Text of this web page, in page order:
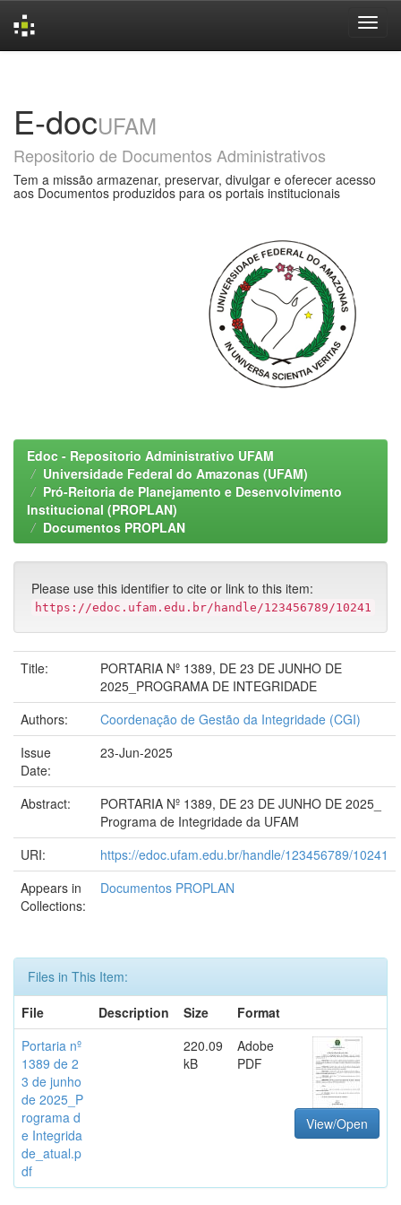
E-docUFAM
Repositorio de Documentos Administrativos
Tem a missão armazenar, preservar, divulgar e oferecer acesso
aos Documentos produzidos para os portais institucionais
Edoc - Repositorio Administrativo UFAM
Universidade Federal do Amazonas (UFAM)
Pró-Reitoria de Planejamento e Desenvolvimento
Institucional (PROPLAN)
Documentos PROPLAN
Please use this identifier to cite or link to this item:
https://edoc.ufam.edu.br/handle/123456789/10241
Title:
PORTARIA Nº 1389, DE 23 DE JUNHO DE
2025_PROGRAMA DE INTEGRIDADE
Authors:
Coordenação de Gestão da Integridade (CGI)
Issue
Date:
23-Jun-2025
Abstract:
PORTARIA Nº 1389, DE 23 DE JUNHO DE 2025_
Programa de Integridade da UFAM
URI:
https://edoc.ufam.edu.br/handle/123456789/10241
Appears in
Collections:
Documentos PROPLAN
Files in This Item:
File
Description Size
Format
Portaria nº
1389 de 2
3 de junho
de 2025_P
rograma d
e Integrida
de_atual.p
df
220.09
kB
Adobe
PDF
View/Open